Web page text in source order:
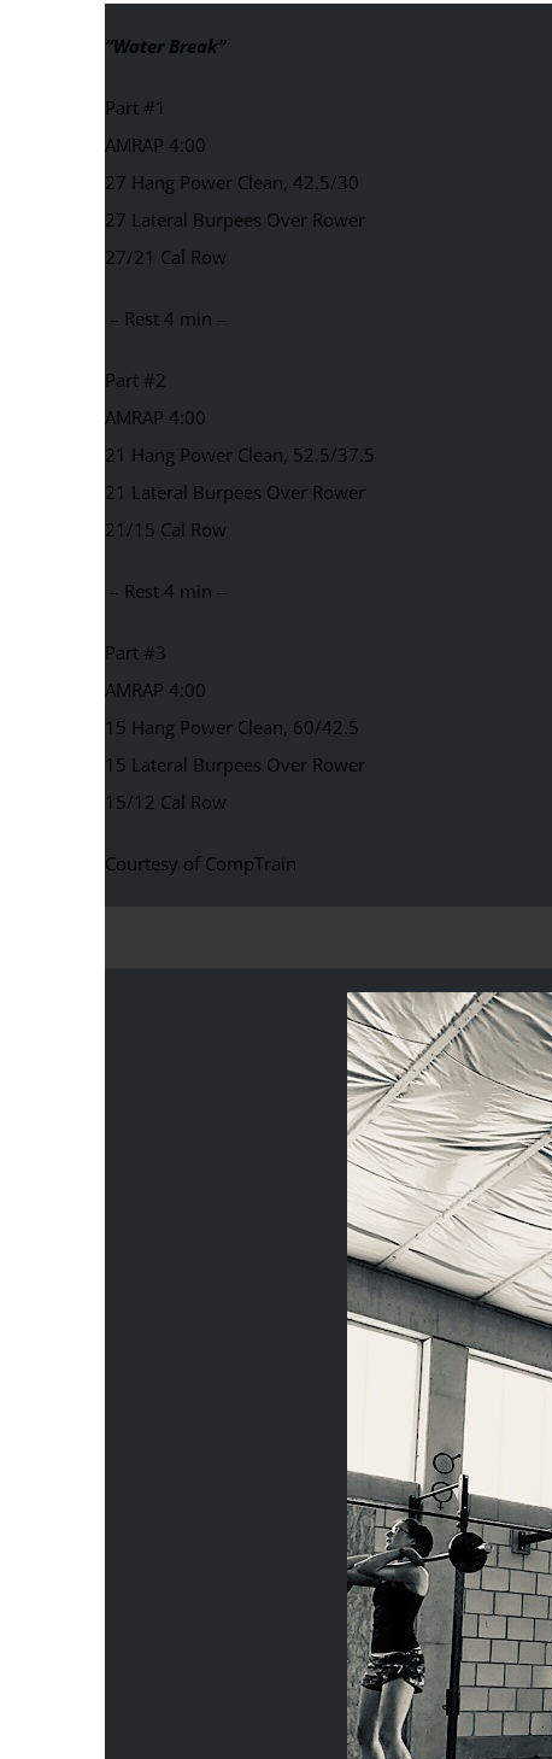
“Water Break”
Part #1
AMRAP 4:00
27 Hang Power Clean, 42.5/30
27 Lateral Burpees Over Rower
27/21 Cal Row
– Rest 4 min –
Part #2
AMRAP 4:00
21 Hang Power Clean, 52.5/37.5
21 Lateral Burpees Over Rower
21/15 Cal Row
– Rest 4 min –
Part #3
AMRAP 4:00
15 Hang Power Clean, 60/42.5
15 Lateral Burpees Over Rower
15/12 Cal Row
Courtesy of CompTrain